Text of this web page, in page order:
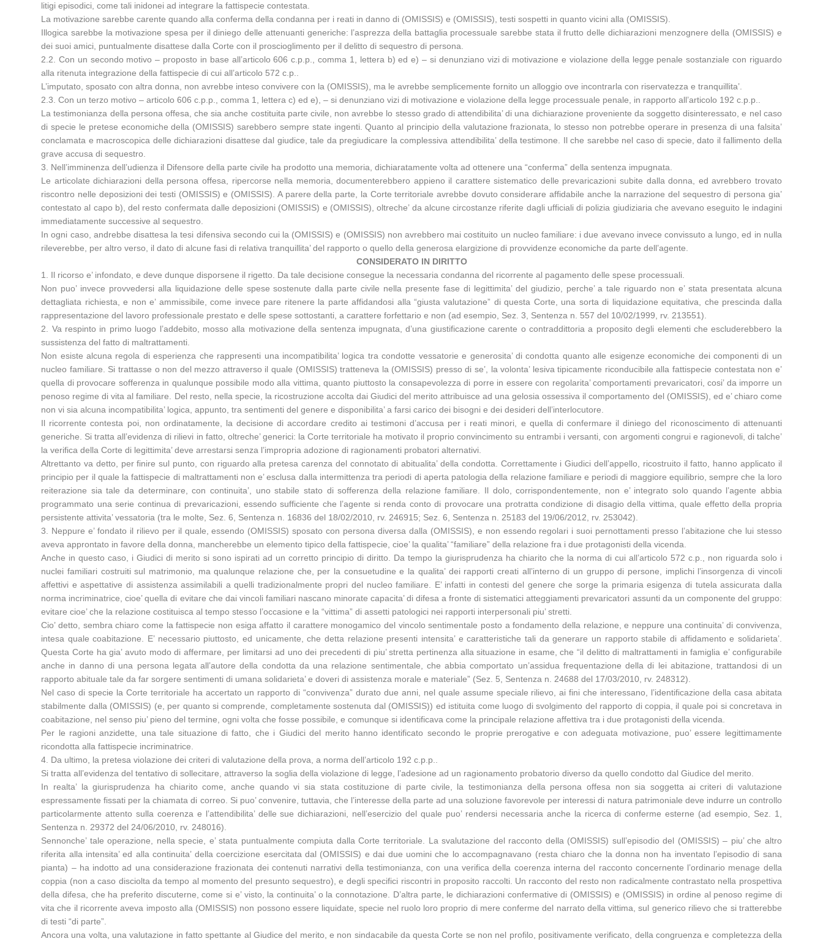
litigi episodici, come tali inidonei ad integrare la fattispecie contestata.
La motivazione sarebbe carente quando alla conferma della condanna per i reati in danno di (OMISSIS) e (OMISSIS), testi sospetti in quanto vicini alla (OMISSIS).
Illogica sarebbe la motivazione spesa per il diniego delle attenuanti generiche: l’asprezza della battaglia processuale sarebbe stata il frutto delle dichiarazioni menzognere della (OMISSIS) e
dei suoi amici, puntualmente disattese dalla Corte con il proscioglimento per il delitto di sequestro di persona.
2.2. Con un secondo motivo – proposto in base all’articolo 606 c.p.p., comma 1, lettera b) ed e) – si denunziano vizi di motivazione e violazione della legge penale sostanziale con riguardo
alla ritenuta integrazione della fattispecie di cui all’articolo 572 c.p..
L’imputato, sposato con altra donna, non avrebbe inteso convivere con la (OMISSIS), ma le avrebbe semplicemente fornito un alloggio ove incontrarla con riservatezza e tranquillita’.
2.3. Con un terzo motivo – articolo 606 c.p.p., comma 1, lettera c) ed e), – si denunziano vizi di motivazione e violazione della legge processuale penale, in rapporto all’articolo 192 c.p.p..
La testimonianza della persona offesa, che sia anche costituita parte civile, non avrebbe lo stesso grado di attendibilita’ di una dichiarazione proveniente da soggetto disinteressato, e nel caso
di specie le pretese economiche della (OMISSIS) sarebbero sempre state ingenti. Quanto al principio della valutazione frazionata, lo stesso non potrebbe operare in presenza di una falsita’
conclamata e macroscopica delle dichiarazioni disattese dal giudice, tale da pregiudicare la complessiva attendibilita’ della testimone. Il che sarebbe nel caso di specie, dato il fallimento della
grave accusa di sequestro.
3. Nell’imminenza dell’udienza il Difensore della parte civile ha prodotto una memoria, dichiaratamente volta ad ottenere una “conferma” della sentenza impugnata.
Le articolate dichiarazioni della persona offesa, ripercorse nella memoria, documenterebbero appieno il carattere sistematico delle prevaricazioni subite dalla donna, ed avrebbero trovato
riscontro nelle deposizioni dei testi (OMISSIS) e (OMISSIS). A parere della parte, la Corte territoriale avrebbe dovuto considerare affidabile anche la narrazione del sequestro di persona gia’
contestato al capo b), del resto confermata dalle deposizioni (OMISSIS) e (OMISSIS), oltreche’ da alcune circostanze riferite dagli ufficiali di polizia giudiziaria che avevano eseguito le indagini
immediatamente successive al sequestro.
In ogni caso, andrebbe disattesa la tesi difensiva secondo cui la (OMISSIS) e (OMISSIS) non avrebbero mai costituito un nucleo familiare: i due avevano invece convissuto a lungo, ed in nulla
rileverebbe, per altro verso, il dato di alcune fasi di relativa tranquillita’ del rapporto o quello della generosa elargizione di provvidenze economiche da parte dell’agente.
CONSIDERATO IN DIRITTO
1. Il ricorso e’ infondato, e deve dunque disporsene il rigetto. Da tale decisione consegue la necessaria condanna del ricorrente al pagamento delle spese processuali.
Non puo’ invece provvedersi alla liquidazione delle spese sostenute dalla parte civile nella presente fase di legittimita’ del giudizio, perche’ a tale riguardo non e’ stata presentata alcuna
dettagliata richiesta, e non e’ ammissibile, come invece pare ritenere la parte affidandosi alla “giusta valutazione” di questa Corte, una sorta di liquidazione equitativa, che prescinda dalla
rappresentazione del lavoro professionale prestato e delle spese sottostanti, a carattere forfettario e non (ad esempio, Sez. 3, Sentenza n. 557 del 10/02/1999, rv. 213551).
2. Va respinto in primo luogo l’addebito, mosso alla motivazione della sentenza impugnata, d’una giustificazione carente o contraddittoria a proposito degli elementi che escluderebbero la
sussistenza del fatto di maltrattamenti.
Non esiste alcuna regola di esperienza che rappresenti una incompatibilita’ logica tra condotte vessatorie e generosita’ di condotta quanto alle esigenze economiche dei componenti di un
nucleo familiare. Si trattasse o non del mezzo attraverso il quale (OMISSIS) tratteneva la (OMISSIS) presso di se’, la volonta’ lesiva tipicamente riconducibile alla fattispecie contestata non e’
quella di provocare sofferenza in qualunque possibile modo alla vittima, quanto piuttosto la consapevolezza di porre in essere con regolarita’ comportamenti prevaricatori, cosi’ da imporre un
penoso regime di vita al familiare. Del resto, nella specie, la ricostruzione accolta dai Giudici del merito attribuisce ad una gelosia ossessiva il comportamento del (OMISSIS), ed e’ chiaro come
non vi sia alcuna incompatibilita’ logica, appunto, tra sentimenti del genere e disponibilita’ a farsi carico dei bisogni e dei desideri dell’interlocutore.
Il ricorrente contesta poi, non ordinatamente, la decisione di accordare credito ai testimoni d’accusa per i reati minori, e quella di confermare il diniego del riconoscimento di attenuanti
generiche. Si tratta all’evidenza di rilievi in fatto, oltreche’ generici: la Corte territoriale ha motivato il proprio convincimento su entrambi i versanti, con argomenti congrui e ragionevoli, di talche’
la verifica della Corte di legittimita’ deve arrestarsi senza l’impropria adozione di ragionamenti probatori alternativi.
Altrettanto va detto, per finire sul punto, con riguardo alla pretesa carenza del connotato di abitualita’ della condotta. Correttamente i Giudici dell’appello, ricostruito il fatto, hanno applicato il
principio per il quale la fattispecie di maltrattamenti non e’ esclusa dalla intermittenza tra periodi di aperta patologia della relazione familiare e periodi di maggiore equilibrio, sempre che la loro
reiterazione sia tale da determinare, con continuita’, uno stabile stato di sofferenza della relazione familiare. Il dolo, corrispondentemente, non e’ integrato solo quando l’agente abbia
programmato una serie continua di prevaricazioni, essendo sufficiente che l’agente si renda conto di provocare una protratta condizione di disagio della vittima, quale effetto della propria
persistente attivita’ vessatoria (tra le molte, Sez. 6, Sentenza n. 16836 del 18/02/2010, rv. 246915; Sez. 6, Sentenza n. 25183 del 19/06/2012, rv. 253042).
3. Neppure e’ fondato il rilievo per il quale, essendo (OMISSIS) sposato con persona diversa dalla (OMISSIS), e non essendo regolari i suoi pernottamenti presso l’abitazione che lui stesso
aveva approntato in favore della donna, mancherebbe un elemento tipico della fattispecie, cioe’ la qualita’ “familiare” della relazione fra i due protagonisti della vicenda.
Anche in questo caso, i Giudici di merito si sono ispirati ad un corretto principio di diritto. Da tempo la giurisprudenza ha chiarito che la norma di cui all’articolo 572 c.p., non riguarda solo i
nuclei familiari costruiti sul matrimonio, ma qualunque relazione che, per la consuetudine e la qualita’ dei rapporti creati all’interno di un gruppo di persone, implichi l’insorgenza di vincoli
affettivi e aspettative di assistenza assimilabili a quelli tradizionalmente propri del nucleo familiare. E’ infatti in contesti del genere che sorge la primaria esigenza di tutela assicurata dalla
norma incriminatrice, cioe’ quella di evitare che dai vincoli familiari nascano minorate capacita’ di difesa a fronte di sistematici atteggiamenti prevaricatori assunti da un componente del gruppo:
evitare cioe’ che la relazione costituisca al tempo stesso l’occasione e la “vittima” di assetti patologici nei rapporti interpersonali piu’ stretti.
Cio’ detto, sembra chiaro come la fattispecie non esiga affatto il carattere monogamico del vincolo sentimentale posto a fondamento della relazione, e neppure una continuita’ di convivenza,
intesa quale coabitazione. E’ necessario piuttosto, ed unicamente, che detta relazione presenti intensita’ e caratteristiche tali da generare un rapporto stabile di affidamento e solidarieta’.
Questa Corte ha gia’ avuto modo di affermare, per limitarsi ad uno dei precedenti di piu’ stretta pertinenza alla situazione in esame, che “il delitto di maltrattamenti in famiglia e’ configurabile
anche in danno di una persona legata all’autore della condotta da una relazione sentimentale, che abbia comportato un’assidua frequentazione della di lei abitazione, trattandosi di un
rapporto abituale tale da far sorgere sentimenti di umana solidarieta’ e doveri di assistenza morale e materiale” (Sez. 5, Sentenza n. 24688 del 17/03/2010, rv. 248312).
Nel caso di specie la Corte territoriale ha accertato un rapporto di “convivenza” durato due anni, nel quale assume speciale rilievo, ai fini che interessano, l’identificazione della casa abitata
stabilmente dalla (OMISSIS) (e, per quanto si comprende, completamente sostenuta dal (OMISSIS)) ed istituita come luogo di svolgimento del rapporto di coppia, il quale poi si concretava in
coabitazione, nel senso piu’ pieno del termine, ogni volta che fosse possibile, e comunque si identificava come la principale relazione affettiva tra i due protagonisti della vicenda.
Per le ragioni anzidette, una tale situazione di fatto, che i Giudici del merito hanno identificato secondo le proprie prerogative e con adeguata motivazione, puo’ essere legittimamente
ricondotta alla fattispecie incriminatrice.
4. Da ultimo, la pretesa violazione dei criteri di valutazione della prova, a norma dell’articolo 192 c.p.p..
Si tratta all’evidenza del tentativo di sollecitare, attraverso la soglia della violazione di legge, l’adesione ad un ragionamento probatorio diverso da quello condotto dal Giudice del merito.
In realta’ la giurisprudenza ha chiarito come, anche quando vi sia stata costituzione di parte civile, la testimonianza della persona offesa non sia soggetta ai criteri di valutazione
espressamente fissati per la chiamata di correo. Si puo’ convenire, tuttavia, che l’interesse della parte ad una soluzione favorevole per interessi di natura patrimoniale deve indurre un controllo
particolarmente attento sulla coerenza e l’attendibilita’ delle sue dichiarazioni, nell’esercizio del quale puo’ rendersi necessaria anche la ricerca di conferme esterne (ad esempio, Sez. 1,
Sentenza n. 29372 del 24/06/2010, rv. 248016).
Sennonche’ tale operazione, nella specie, e’ stata puntualmente compiuta dalla Corte territoriale. La svalutazione del racconto della (OMISSIS) sull’episodio del (OMISSIS) – piu’ che altro
riferita alla intensita’ ed alla continuita’ della coercizione esercitata dal (OMISSIS) e dai due uomini che lo accompagnavano (resta chiaro che la donna non ha inventato l’episodio di sana
pianta) – ha indotto ad una considerazione frazionata dei contenuti narrativi della testimonianza, con una verifica della coerenza interna del racconto concernente l’ordinario menage della
coppia (non a caso disciolta da tempo al momento del presunto sequestro), e degli specifici riscontri in proposito raccolti. Un racconto del resto non radicalmente contrastato nella prospettiva
della difesa, che ha preferito discuterne, come si e’ visto, la continuita’ o la connotazione. D’altra parte, le dichiarazioni confermative di (OMISSIS) e (OMISSIS) in ordine al penoso regime di
vita che il ricorrente aveva imposto alla (OMISSIS) non possono essere liquidate, specie nel ruolo loro proprio di mere conferme del narrato della vittima, sul generico rilievo che si tratterebbe
di testi “di parte”.
Ancora una volta, una valutazione in fatto spettante al Giudice del merito, e non sindacabile da questa Corte se non nel profilo, positivamente verificato, della congruenza e completezza della